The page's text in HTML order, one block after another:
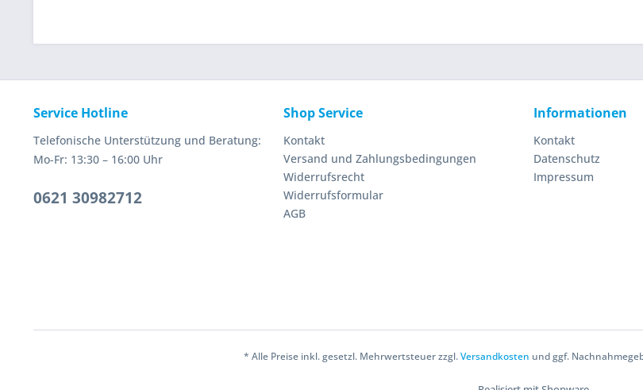
Service Hotline
Telefonische Unterstützung und Beratung:
Mo-Fr: 13:30 – 16:00 Uhr
0621 30982712
Shop Service
Kontakt
Versand und Zahlungsbedingungen
Widerrufsrecht
Widerrufsformular
AGB
Informationen
Kontakt
Datenschutz
Impressum
* Alle Preise inkl. gesetzl. Mehrwertsteuer zzgl.Versandkosten und ggf.